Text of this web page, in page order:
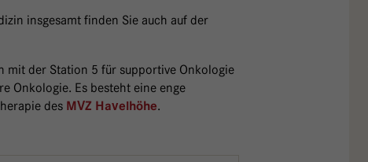
insgesamt finden Sie auch auf der
mit der Station 5 für supportive Onkologie
Onkologie. Es besteht eine enge
des MVZ Havelhöhe.